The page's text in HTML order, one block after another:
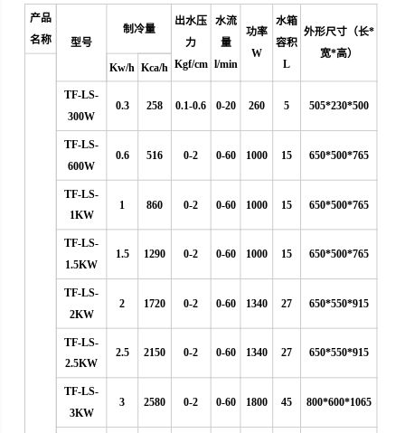
产品
名称
型号
制冷量
出水压
力
Kgf/cm
水流
量
l/min
功率
W
水箱
容积
L
外形尺寸（长*
宽*高）
Kw/h Kca/h
TF-LS-
300W
0.3 258 0.1-0.6 0-20 260 5 505*230*500
TF-LS-
600W
0.6 516 0-2 0-60 1000 15 650*500*765
TF-LS-
1KW
1 860 0-2 0-60 1000 15 650*500*765
TF-LS-
1.5KW
1.5 1290 0-2 0-60 1000 15 650*500*765
TF-LS-
2KW
2 1720 0-2 0-60 1340 27 650*550*915
TF-LS-
2.5KW
2.5 2150 0-2 0-60 1340 27 650*550*915
TF-LS-
3KW
3 2580 0-2 0-60 1800 45 800*600*1065